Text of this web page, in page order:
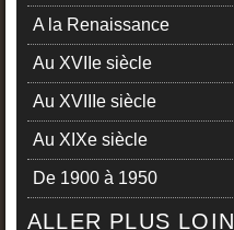
A la Renaissance
Au XVIIe siècle
Au XVIIIe siècle
Au XIXe siècle
De 1900 à 1950
ALLER PLUS LOIN